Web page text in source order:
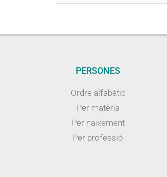
PERSONES
Ordre alfabètic
Per matèria
Per naixement
Per professió